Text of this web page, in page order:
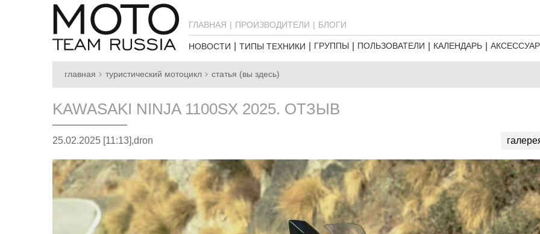
ГЛАВНАЯ ПРОИЗВОДИТЕЛИ БЛОГИ
НОВОСТИ ТИПЫ ТЕХНИКИ ГРУППЫ ПОЛЬЗОВАТЕЛИ КАЛЕНДАРЬ
главная туристический мотоцикл статья (вы здесь)
KAWASAKI NINJA 1100SX 2025. ОТЗЫВ
25.02.2025 [11:13],dron